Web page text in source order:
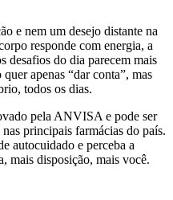
e nem um desejo distante na
responde com energia, a
desafios do dia parecem mais
apenas “dar conta”, mas
todos os dias.
pela ANVISA e pode ser
principais farmácias do país.
autocuidado e perceba a
mais disposição, mais você.